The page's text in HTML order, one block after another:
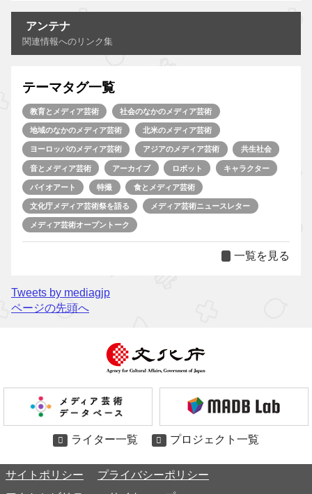
アンテナ
関連情報へのリンク集
テーマタグ一覧
教育とメディア芸術 社会のなかのメディア芸術
地域のなかのメディア芸術 北米のメディア芸術
ヨーロッパのメディア芸術 アジアのメディア芸術 共生社会
音とメディア芸術 アーカイブ ロボット キャラクター
バイオアート 特撮 食とメディア芸術
文化庁メディア芸術祭を語る メディア芸術ニュースレター
メディア芸術オープントーク
一覧を見る
Tweets by mediagjp
ページの先頭へ
ライター一覧 プロジェクト一覧
サイトポリシー
プライバシーポリシー